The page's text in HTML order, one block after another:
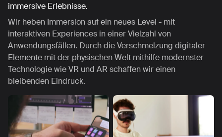
immersive Erlebnisse.
Wir heben Immersion auf ein neues Level - mit
interaktiven Experiences in einer Vielzahl von
Anwendungsfällen. Durch die Verschmelzung digitaler
Elemente mit der physischen Welt mithilfe modernster
Technologie wie VR und AR schaffen wir einen
bleibenden Eindruck.